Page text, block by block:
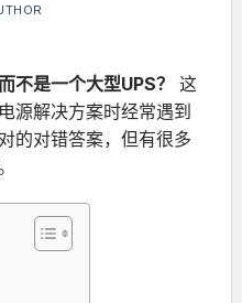
不是一个大型UPS？
这
源解决方案时经常遇到
的对错答案，但有很多